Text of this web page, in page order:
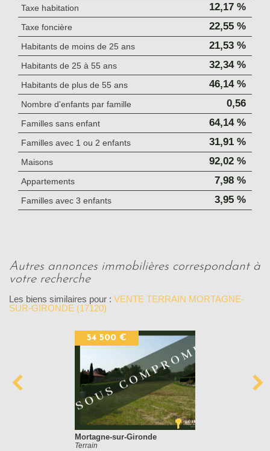
Taxe habitation 12,17 %
Taxe foncière 22,55 %
Habitants de moins de 25 ans 21,53 %
Habitants de 25 à 55 ans 32,34 %
Habitants de plus de 55 ans 46,14 %
Nombre d'enfants par famille 0,56
Familles sans enfant 64,14 %
Familles avec 1 ou 2 enfants 31,91 %
Maisons 92,02 %
Appartements 7,98 %
Familles avec 3 enfants 3,95 %
autres annonces immobilières correspondant à
votre recherche
Les biens similaires pour : VENTE TERRAIN MORTAGNE-
SUR-GIRONDE (17120)
54 500 €
Mortagne-sur-Gironde
Terrain